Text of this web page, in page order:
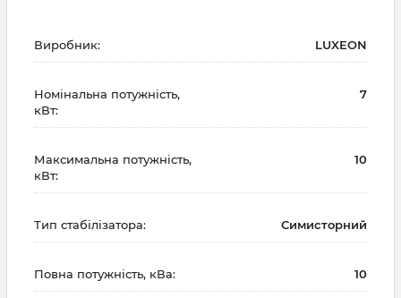
Виробник: LUXEON
Номінальна потужність,
кВт:
7
Максимальна потужність,
кВт:
10
Тип стабілізатора: Симисторний
Повна потужність, кВа: 10